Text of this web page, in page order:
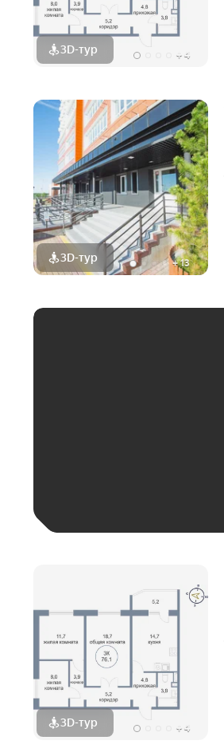
3D-тур + 4
3D-тур +13
3D-тур + 4